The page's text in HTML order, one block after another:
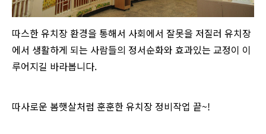
따스한 유치장 환경을 통해서 사회에서 잘못을 저질러 유치장
에서 생활하게 되는 사람들의 정서순화와 효과있는 교정이 이
루어지길 바라봅니다.
따사로운 봄햇살처럼 훈훈한 유치장 정비작업 끝~!